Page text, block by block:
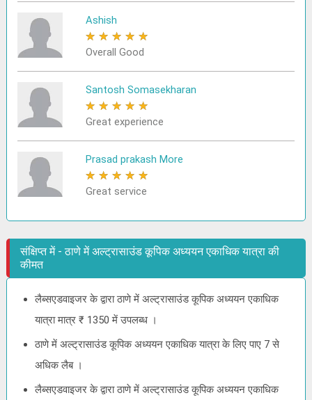
Ashish
★ ★ ★ ★ ★
Overall Good
Santosh Somasekharan
★ ★ ★ ★ ★
Great experience
Prasad prakash More
★ ★ ★ ★ ★
Great service
संक्षिप्त में - ठाणे में अल्ट्रासाउंड कूपिक अध्ययन एकाधिक यात्रा की
कीमत
लैब्सएडवाइजर के द्वारा ठाणे में अल्ट्रासाउंड कूपिक अध्ययन एकाधिक
यात्रा मात्र ₹ 1350 में उपलब्ध ।
ठाणे में अल्ट्रासाउंड कूपिक अध्ययन एकाधिक यात्रा के लिए पाए 7 से
अधिक लैब ।
लैब्सएडवाइजर के द्वारा ठाणे में अल्ट्रासाउंड कूपिक अध्ययन एकाधिक